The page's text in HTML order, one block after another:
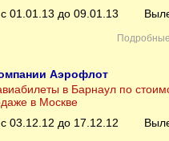
01.01.13 до 09.01.13
Аэрофлот
в Барнаул по
в Москве
03.12.12 до 17.12.12